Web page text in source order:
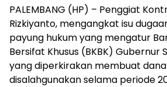
PALEMBANG (HP) – Penggiat
Rizkiyanto, mengangkat isu
payung hukum yang mengatur
Bersifat Khusus (BKBK) Gubernur
yang diperkirakan membuat
disalahgunakan selama periode